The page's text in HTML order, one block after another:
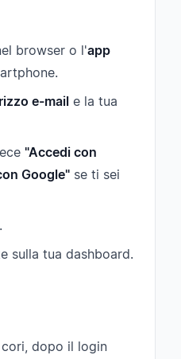
browser o l'app
e-mail e la tua
"Accedi con
Google" se ti sei
.
sulla tua dashboard.
dopo il login